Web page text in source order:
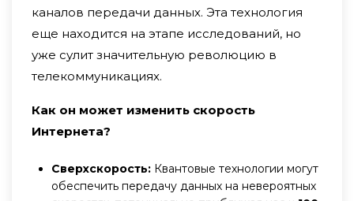
каналов передачи данных. Эта технология
еще находится на этапе исследований, но
уже сулит значительную революцию в
телекоммуникациях.
Как он может изменить скорость
Интернета?
Сверхскорость: Квантовые технологии могут
обеспечить передачу данных на невероятных